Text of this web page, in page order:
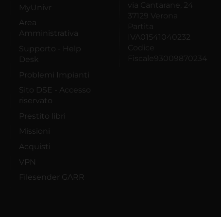
MyUnivr
Area
Amministrativa
Supporto - Help
Desk
Problemi Impianti
Sito DSE - Accesso
riservato
Prestito libri
Missioni
Acquisti
VPN
Filesender GARR
via Cantarane, 24
37129 Verona
Partita
IVA01541040232
Codice
Fiscale93009870234